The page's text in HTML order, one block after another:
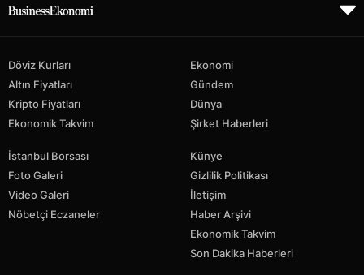
Döviz Kurları
Altın Fiyatları
Kripto Fiyatları
Ekonomik Takvim
Ekonomi
Gündem
Dünya
Şirket Haberleri
İstanbul Borsası
Foto Galeri
Video Galeri
Nöbetçi Eczaneler
Künye
Gizlilik Politikası
İletişim
Haber Arşivi
Ekonomik Takvim
Son Dakika Haberleri